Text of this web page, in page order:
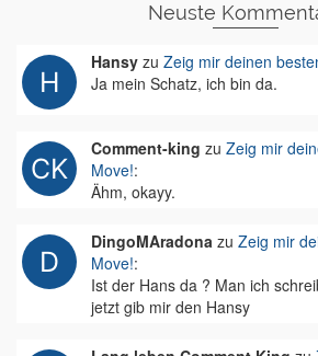
Neuste
Hansy zu Zeig mir deinen
Ja mein Schatz, ich bin da.
Comment-king zu Zeig mir
Move!:
Ähm, okayy.
DingoMAradona zu Zeig mir
Move!:
Ist der Hans da ? Man ich
jetzt gib mir den Hansy